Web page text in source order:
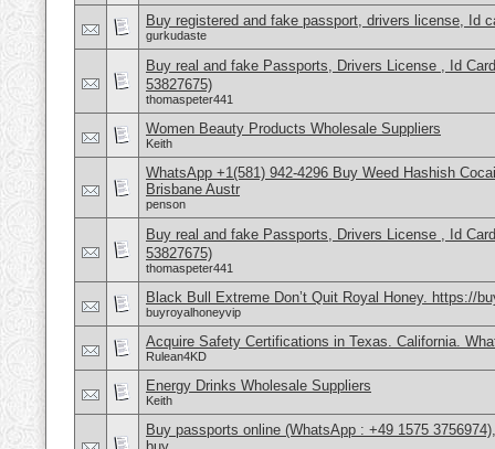
Buy registered and fake passport, drivers license, Id
gurkudaste
Buy real and fake Passports, Drivers License , Id
53827675)
thomaspeter441
Women Beauty Products Wholesale Suppliers
Keith
WhatsApp +1(581) 942-4296 Buy Weed Hashish
Brisbane Austr
penson
Buy real and fake Passports, Drivers License , Id
53827675)
thomaspeter441
Black Bull Extreme Don’t Quit Royal Honey. https://
buyroyalhoneyvip
Acquire Safety Certifications in Texas. California.
Rulean4KD
Energy Drinks Wholesale Suppliers
Keith
Buy passports online (WhatsApp : +49 1575